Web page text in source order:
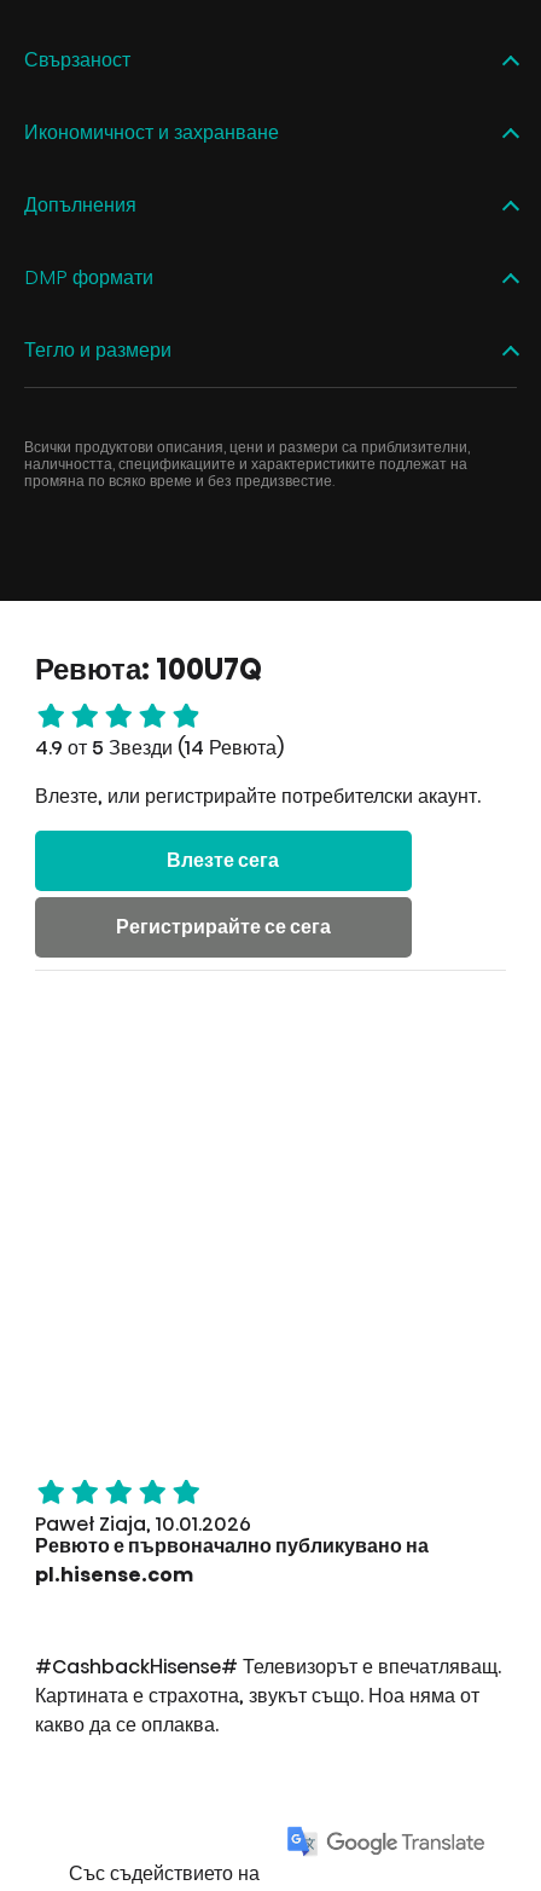
Свързаност
Икономичност и захранване
Допълнения
DMP формати
Тегло и размери
Всички продуктови описания, цени и размери са приблизителни,
наличността, спецификациите и характеристиките подлежат на
промяна по всяко време и без предизвестие.
Ревюта: 100U7Q
4.9 от 5 Звезди (14 Ревюта)
Влезте, или регистрирайте потребителски акаунт.
Влезте сега
Регистрирайте се сега
Paweł Ziaja, 10.01.2026
Ревюто е първоначално публикувано на
pl.hisense.com
#CashbackHisense# Телевизорът е впечатляващ.
Картината е страхотна, звукът също. Ноа няма от
какво да се оплаква.
Със съдействието на